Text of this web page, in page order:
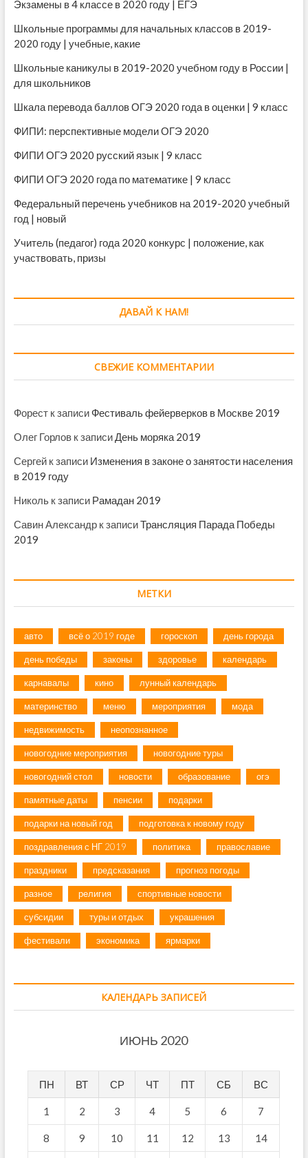
о
Экзамены в 4 классе в 2020 году | ЕГЭ
Школьные программы для начальных классов в 2019-
2020 году | учебные, какие
Школьные каникулы в 2019-2020 учебном году в России |
для школьников
Шкала перевода баллов ОГЭ 2020 года в оценки | 9 класс
ФИПИ: перспективные модели ОГЭ 2020
ФИПИ ОГЭ 2020 русский язык | 9 класс
ФИПИ ОГЭ 2020 года по математике | 9 класс
Федеральный перечень учебников на 2019-2020 учебный
год | новый
Учитель (педагог) года 2020 конкурс | положение, как
участвовать, призы
ДАВАЙ К НАМ!
СВЕЖИЕ КОММЕНТАРИИ
Форестк записи Фестиваль фейерверков в Москве 2019
Олег Горловк записиДень моряка 2019
Сергейк записи Изменения в законе о занятости населения
в 2019 году
Никольк записи Рамадан 2019
Савин Александрк записиТрансляция Парада Победы
2019
МЕТКИ
авто всё о 2019 годе гороскоп день города
день победы законы здоровье календарь
карнавалы кино лунный календарь
материнство меню мероприятия мода
недвижимость неопознанное
новогодние мероприятия новогодние туры
новогодний стол новости образование огэ
памятные даты пенсии подарки
подарки на новый год подготовка к новому году
поздравления с НГ 2019 политика православие
праздники предсказания прогноз погоды
разное религия спортивные новости
субсидии туры и отдых украшения
фестивали экономика ярмарки
КАЛЕНДАРЬ ЗАПИСЕЙ
ИЮНЬ 2020
ПН ВТ СР ЧТ ПТ СБ ВС
1 2 3 4 5 6 7
8 9 10 11 12 13 14